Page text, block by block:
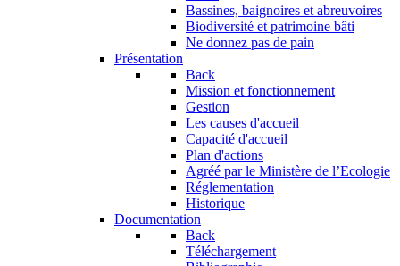
Bassines, baignoires et abreuvoires
Biodiversité et patrimoine bâti
Ne donnez pas de pain
Présentation
Back
Mission et fonctionnement
Gestion
Les causes d'accueil
Capacité d'accueil
Plan d'actions
Agréé par le Ministère de l’Ecologie
Réglementation
Historique
Documentation
Back
Téléchargement